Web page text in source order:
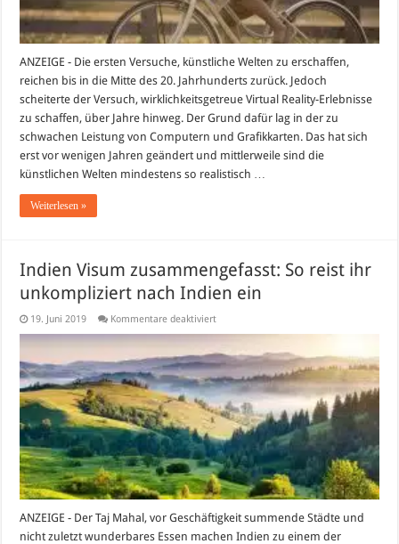
ANZEIGE - Die ersten Versuche, künstliche Welten zu erschaffen,
reichen bis in die Mitte des 20. Jahrhunderts zurück. Jedoch
scheiterte der Versuch, wirklichkeitsgetreue Virtual Reality-Erlebnisse
zu schaffen, über Jahre hinweg. Der Grund dafür lag in der zu
schwachen Leistung von Computern und Grafikkarten. Das hat sich
erst vor wenigen Jahren geändert und mittlerweile sind die
künstlichen Welten mindestens so realistisch …
Weiterlesen »
Indien Visum zusammengefasst: So reist ihr
unkompliziert nach Indien ein
19. Juni 2019 Kommentare deaktiviertfür
zusammengefasst:
So
reist
ihr
unkompliziert
nach
Indien
ein
ANZEIGE - Der Taj Mahal, vor Geschäftigkeit summende Städte und
nicht zuletzt wunderbares Essen machen Indien zu einem der